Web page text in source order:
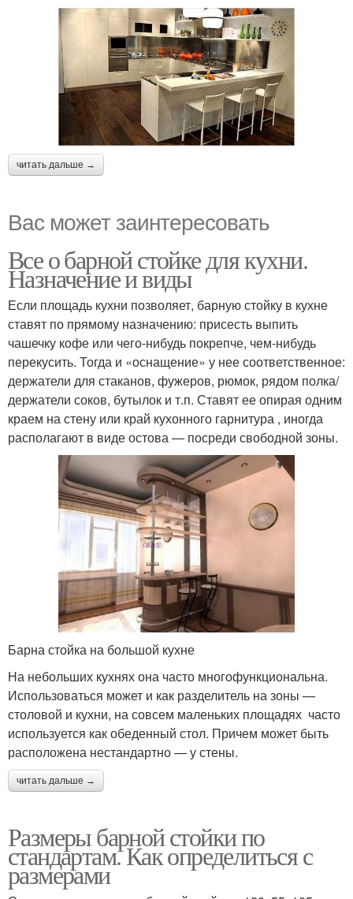
читать дальше →
Вас может заинтересовать
Все о барной стойке для кухни.
Назначение и виды
Если площадь кухни позволяет, барную стойку в кухне
ставят по прямому назначению: присесть выпить
чашечку кофе или чего-нибудь покрепче, чем-нибудь
перекусить. Тогда и «оснащение» у нее соответственное:
держатели для стаканов, фужеров, рюмок, рядом полка/
держатели соков, бутылок и т.п. Ставят ее опирая одним
краем на стену или край кухонного гарнитура , иногда
располагают в виде остова — посреди свободной зоны.
Барна стойка на большой кухне
На небольших кухнях она часто многофункциональна.
Использоваться может и как разделитель на зоны —
столовой и кухни, на совсем маленьких площадях часто
используется как обеденный стол. Причем может быть
расположена нестандартно — у стены.
читать дальше →
Размеры барной стойки по
стандартам. Как определиться с
размерами